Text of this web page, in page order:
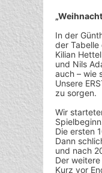
In der
der Tabelle
Kilian
und Nils
auch – wie
Unsere
zu sorgen.
Wir
Die ersten
Dann
und nach
Der
Kurz vor